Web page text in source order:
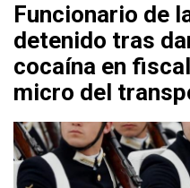
Funcionario de
detenido tras
cocaína en
micro del